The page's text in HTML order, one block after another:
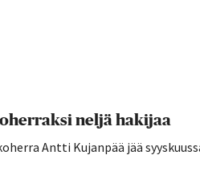
neljä hakijaa
Antti Kujanpää jää